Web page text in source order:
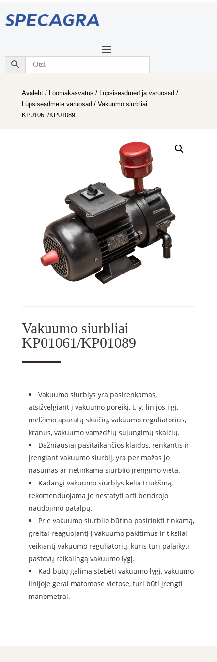
Avaleht/ Loomakasvatus / Lüpsiseadmed ja varuosad /
Lüpsiseadmete varuosad / Vakuumo siurbliai
KP01061/KP01089
Vakuumo siurbliai
KP01061/KP01089
Vakuumo siurblys yra pasirenkamas,
atsižvelgiant į vakuumo poreikį, t. y. linijos ilgį,
melžimo aparatų skaičių, vakuumo reguliatorius,
kranus, vakuumo vamzdžių sujungimų skaičių.
Dažniausiai pasitaikančios klaidos, renkantis ir
įrengiant vakuumo siurblį, yra per mažas jo
našumas ar netinkama siurblio įrengimo vieta.
Kadangi vakuumo siurblys kelia triukšmą,
rekomenduojama jo nestatyti arti bendrojo
naudojimo patalpų.
Prie vakuumo siurblio būtina pasirinkti tinkamą,
greitai reaguojantį į vakuumo pakitimus ir tiksliai
veikiantį vakuumo reguliatorių, kuris turi palaikyti
pastovų reikalingą vakuumo lygį.
Kad būtų galima stebėti vakuumo lygį, vakuumo
linijoje gerai matomose vietose, turi būti įrengti
manometrai.